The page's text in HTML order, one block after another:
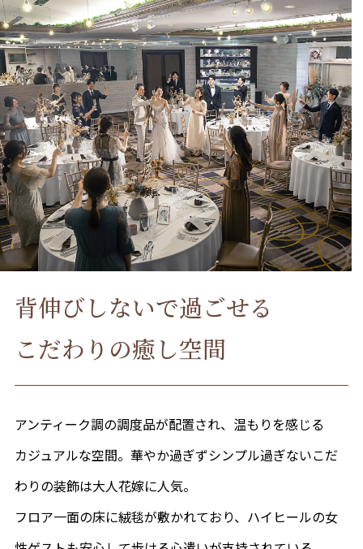
スタッフ情報
卒花パーティー・リレフェス
LINEコンシェルジュデスク
パーティ・宴会
カフェ・ランチ
成人式
採用情報
プライバシーポリシー
来館予約
資料請求
背伸びしないで過ごせる
こだわりの癒し空間
アンティーク調の調度品が配置され、温もりを感じる
カジュアルな空間。 華やか過ぎずシンプル過ぎないこだ
わりの装飾は大人花嫁に人気。
フロア一面の床に絨毯が敷かれており、ハイヒールの女